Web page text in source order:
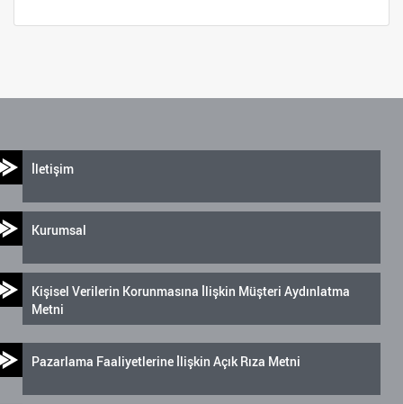
İletişim
Kurumsal
Kişisel Verilerin Korunmasına İlişkin Müşteri Aydınlatma
Metni
Pazarlama Faaliyetlerine İlişkin Açık Rıza Metni